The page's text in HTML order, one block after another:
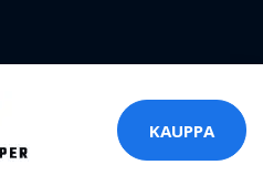
KAUPPA